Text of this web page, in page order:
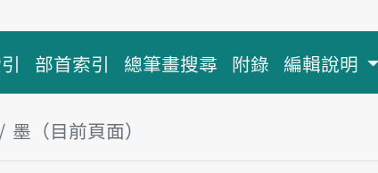
部首索引 總筆畫搜尋 附錄 編輯說明
墨（目前頁面）